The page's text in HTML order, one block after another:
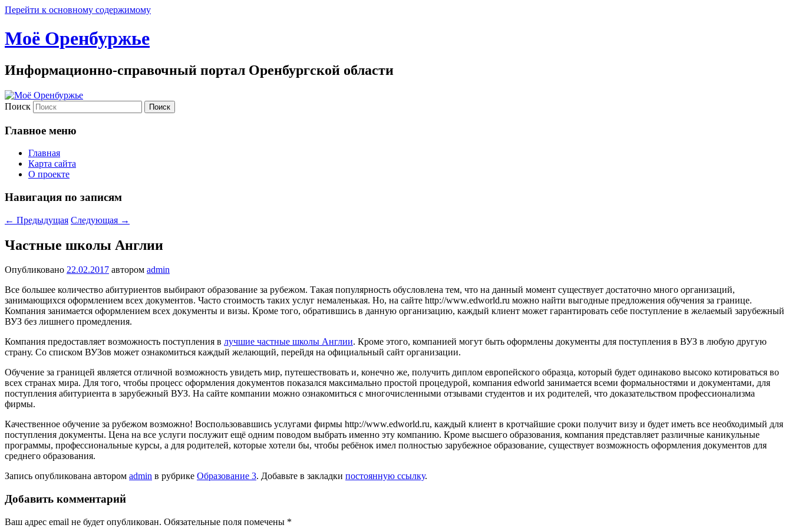
Перейти к основному содержимому
Моё Оренбуржье
Информационно-справочный портал Оренбургской области
Поиск
Главное меню
Главная
Карта сайта
О проекте
Навигация по записям
← Предыдущая Следующая →
Частные школы Англии
Опубликовано 22.02.2017 автором admin
Все большее количество абитуриентов выбирают образование за рубежом. Такая популярность обусловлена тем, что на данный момент существует достаточно много организаций,
занимающихся оформлением всех документов. Часто стоимость таких услуг немаленькая. Но, на сайте http://www.edworld.ru можно найти выгодные предложения обучения за границе.
Компания занимается оформлением всех документы и визы. Кроме того, обратившись в данную организацию, каждый клиент может гарантировать себе поступление в желаемый зарубежный
ВУЗ без лишнего промедления.
Компания предоставляет возможность поступления в лучшие частные школы Англии. Кроме этого, компанией могут быть оформлены документы для поступления в ВУЗ в любую другую
страну. Со списком ВУЗов может ознакомиться каждый желающий, перейдя на официальный сайт организации.
Обучение за границей является отличной возможность увидеть мир, путешествовать и, конечно же, получить диплом европейского образца, который будет одинаково высоко котироваться во
всех странах мира. Для того, чтобы процесс оформления документов показался максимально простой процедурой, компания edworld занимается всеми формальностями и документами, для
поступления абитуриента в зарубежный ВУЗ. На сайте компании можно ознакомиться с многочисленными отзывами студентов и их родителей, что доказательством профессионализма
фирмы.
Качественное обучение за рубежом возможно! Воспользовавшись услугами фирмы http://www.edworld.ru, каждый клиент в кротчайшие сроки получит визу и будет иметь все необходимый для
поступления документы. Цена на все услуги послужит ещё одним поводом выбрать именно эту компанию. Кроме высшего образования, компания представляет различные каникульные
программы, профессиональные курсы, а для родителей, которые хотели бы, чтобы ребёнок имел полностью зарубежное образование, существует возможность оформления документов для
среднего образования.
Запись опубликована автором admin в рубрике Образование 3. Добавьте в закладки постоянную ссылку.
Добавить комментарий
Ваш адрес email не будет опубликован. Обязательные поля помечены *